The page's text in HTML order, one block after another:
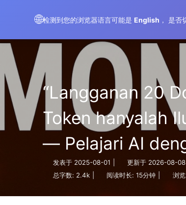
🌐检测到您的浏览器语言可能是 English ， 是否
AIMeticulously
“Langganan 20
Token hanyalah
— Pelajari AI
发表于 2025-08-01 更新于 2026-08-08
总字数: 2.4k 阅读时长: 15分钟 浏